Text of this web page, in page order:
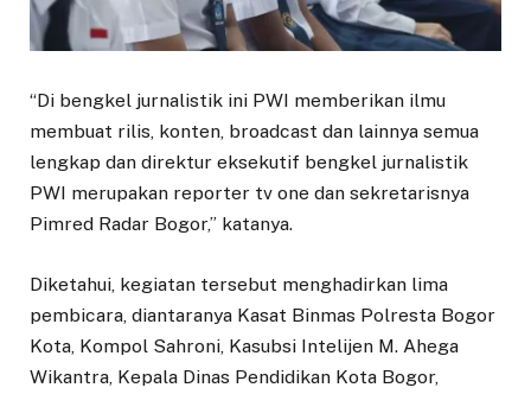
“Di bengkel jurnalistik ini PWI memberikan ilmu
membuat rilis, konten, broadcast dan lainnya semua
lengkap dan direktur eksekutif bengkel jurnalistik
PWI merupakan reporter tv one dan sekretarisnya
Pimred Radar Bogor,” katanya.
Diketahui, kegiatan tersebut menghadirkan lima
pembicara, diantaranya Kasat Binmas Polresta Bogor
Kota, Kompol Sahroni, Kasubsi Intelijen M. Ahega
Wikantra, Kepala Dinas Pendidikan Kota Bogor,